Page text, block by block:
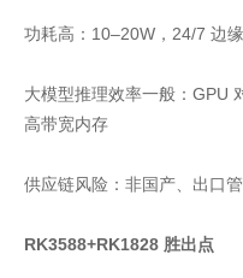
功耗高：10–20W，24/7 边
大模型推理效率一般：GPU
高带宽内存
供应链风险：非国产、出口
RK3588+RK1828 胜出点